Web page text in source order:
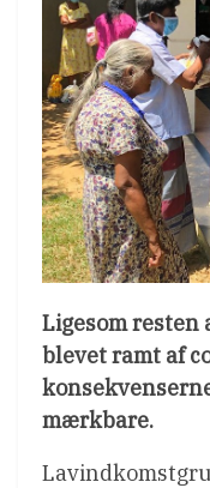
Ligesom resten
blevet ramt af
mærkbare.